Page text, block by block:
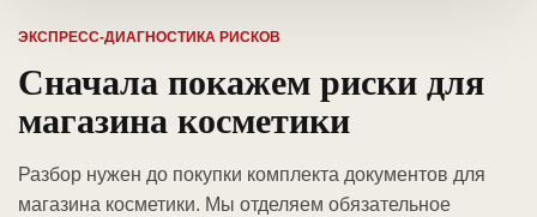
ЭКСПРЕСС-ДИАГНОСТИКА РИСКОВ
Сначала покажем риски для
магазина косметики
Разбор нужен до покупки комплекта документов для
магазина косметики. Мы отделяем обязательное